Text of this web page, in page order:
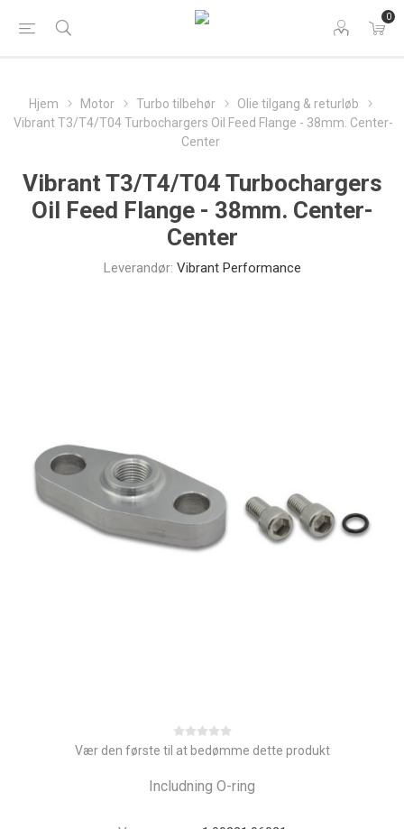
0
Hjem Motor Turbo tilbehør
Olie tilgang & returløb
Vibrant T3/T4/T04 Turbochargers Oil Feed Flange - 38mm. Center-
Center
Vibrant T3/T4/T04 Turbochargers
Oil Feed Flange - 38mm. Center-
Center
Leverandør: Vibrant Performance
Vær den første til at bedømme dette produkt
Includning O-ring